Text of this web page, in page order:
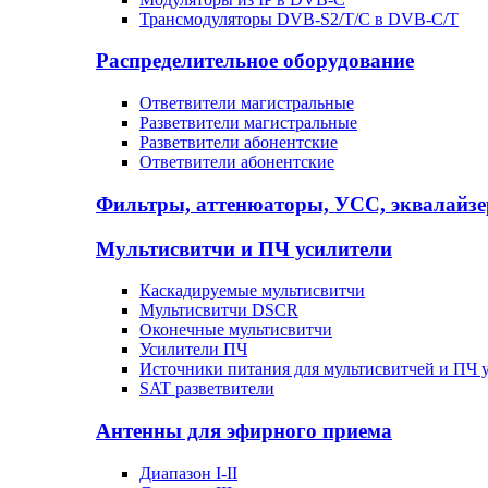
Трансмодуляторы DVB-S2/T/C в DVB-C/T
Распределительное оборудование
Ответвители магистральные
Разветвители магистральные
Разветвители абонентские
Ответвители абонентские
Фильтры, аттенюаторы, УСС,
Мультисвитчи и ПЧ усилители
Каскадируемые мультисвитчи
Мультисвитчи DSCR
Оконечные мультисвитчи
Усилители ПЧ
Источники питания для мультисвитчей и ПЧ
SAT разветвители
Антенны для эфирного приема
Диапазон I-II